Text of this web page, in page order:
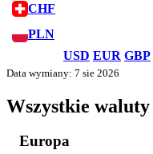
CHF
PLN
USD EUR GBP
Data wymiany: 7 sie 2026
Wszystkie waluty
Europa